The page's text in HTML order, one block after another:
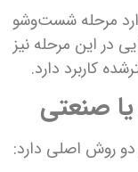
مرحله شست‌وشو
در این مرحله نیز
کاربرد دارد.
روش اصلی دارد: